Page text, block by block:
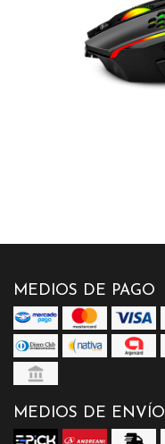
MEDIOS DE PAGO
MEDIOS DE ENVÍO